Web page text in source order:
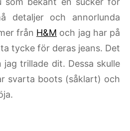
detaljer och annorlunda
från H&M och jag har på
tycke för deras jeans. Det
trillade dit. Dessa skulle
svarta boots (såklart) och